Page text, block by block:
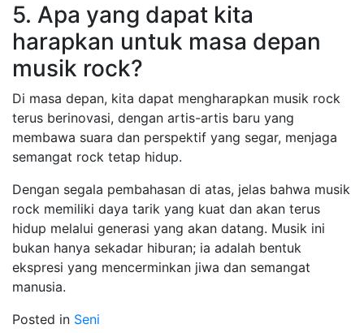
5. Apa yang dapat kita
harapkan untuk masa depan
musik rock?
Di masa depan, kita dapat mengharapkan musik rock
terus berinovasi, dengan artis-artis baru yang
membawa suara dan perspektif yang segar, menjaga
semangat rock tetap hidup.
Dengan segala pembahasan di atas, jelas bahwa musik
rock memiliki daya tarik yang kuat dan akan terus
hidup melalui generasi yang akan datang. Musik ini
bukan hanya sekadar hiburan; ia adalah bentuk
ekspresi yang mencerminkan jiwa dan semangat
manusia.
Posted in Seni